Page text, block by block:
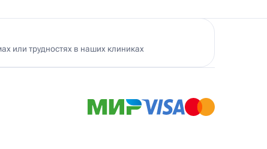
или трудностях в наших клиниках